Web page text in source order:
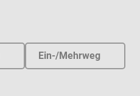
Ein-/Mehrweg